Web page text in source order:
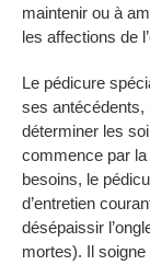
maintenir ou à
les affections de
Le pédicure
ses antécédents,
déterminer les
commence par
besoins, le
d’entretien
désépaissir
mortes). Il